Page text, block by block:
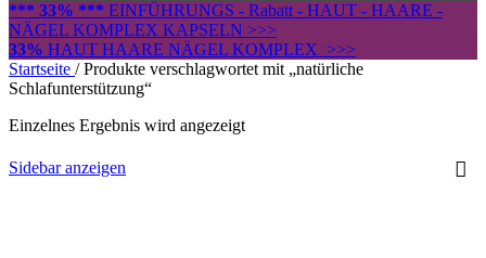
*** 33% *** EINFÜHRUNGS - Rabatt - HAUT - HAARE -
NÄGEL KOMPLEX KAPSELN >>>
33% HAUT HAARE NÄGEL KOMPLEX >>>
Startseite / Produkte verschlagwortet mit „natürliche
Schlafunterstützung“
Einzelnes Ergebnis wird angezeigt
Sidebar anzeigen